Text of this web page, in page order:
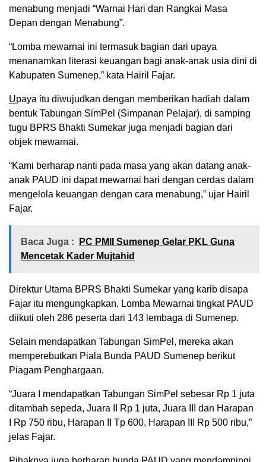
menabung menjadi “Warnai Hari dan Rangkai Masa
Depan dengan Menabung”.
“Lomba mewarnai ini termasuk bagian dari upaya
menanamkan literasi keuangan bagi anak-anak usia dini di
Kabupaten Sumenep,” kata Hairil Fajar.
Upaya itu diwujudkan dengan memberikan hadiah dalam
bentuk Tabungan SimPel (Simpanan Pelajar), di samping
tugu BPRS Bhakti Sumekar juga menjadi bagian dari
objek mewarnai.
“Kami berharap nanti pada masa yang akan datang anak-
anak PAUD ini dapat mewarnai hari dengan cerdas dalam
mengelola keuangan dengan cara menabung,” ujar Hairil
Fajar.
Baca Juga :
PC PMII Sumenep Gelar PKL Guna
Mencetak Kader Mujtahid
Direktur Utama BPRS Bhakti Sumekar yang karib disapa
Fajar itu mengungkapkan, Lomba Mewarnai tingkat PAUD
diikuti oleh 286 peserta dari 143 lembaga di Sumenep.
Selain mendapatkan Tabungan SimPel, mereka akan
memperebutkan Piala Bunda PAUD Sumenep berikut
Piagam Penghargaan.
“Juara I mendapatkan Tabungan SimPel sebesar Rp 1 juta
ditambah sepeda, Juara II Rp 1 juta, Juara III dan Harapan
I Rp 750 ribu, Harapan II Tp 600, Harapan III Rp 500 ribu,”
jelas Fajar.